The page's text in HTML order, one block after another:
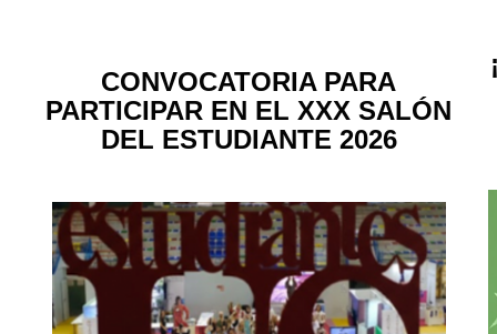
CONVOCATORIA PARA
PARTICIPAR EN EL XXX SALÓN
DEL ESTUDIANTE 2026